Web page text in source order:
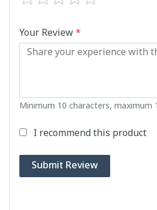
Your Review*
Minimum 10 characters, maximum
I recommend this product
Submit Review